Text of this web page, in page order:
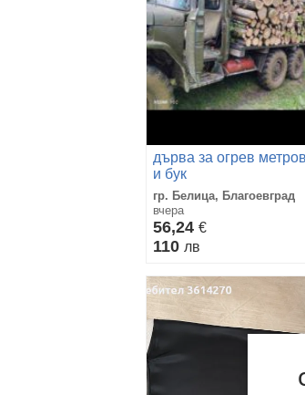
дърва за огрев
и бук
гр. Белица, Благоевград
вчера
56,24 €
110 лв